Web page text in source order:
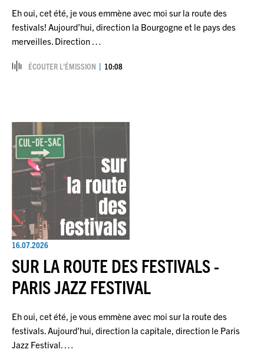
Eh oui, cet été, je vous emmène avec moi sur la route des
festivals! Aujourd’hui, direction la Bourgogne et le pays des
merveilles. Direction …
ÉCOUTER L’ÉMISSION 10:08
16.07.2026
SUR LA ROUTE DES FESTIVALS -
PARIS JAZZ FESTIVAL
Eh oui, cet été, je vous emmène avec moi sur la route des
festivals. Aujourd’hui, direction la capitale, direction le Paris
Jazz Festival. …